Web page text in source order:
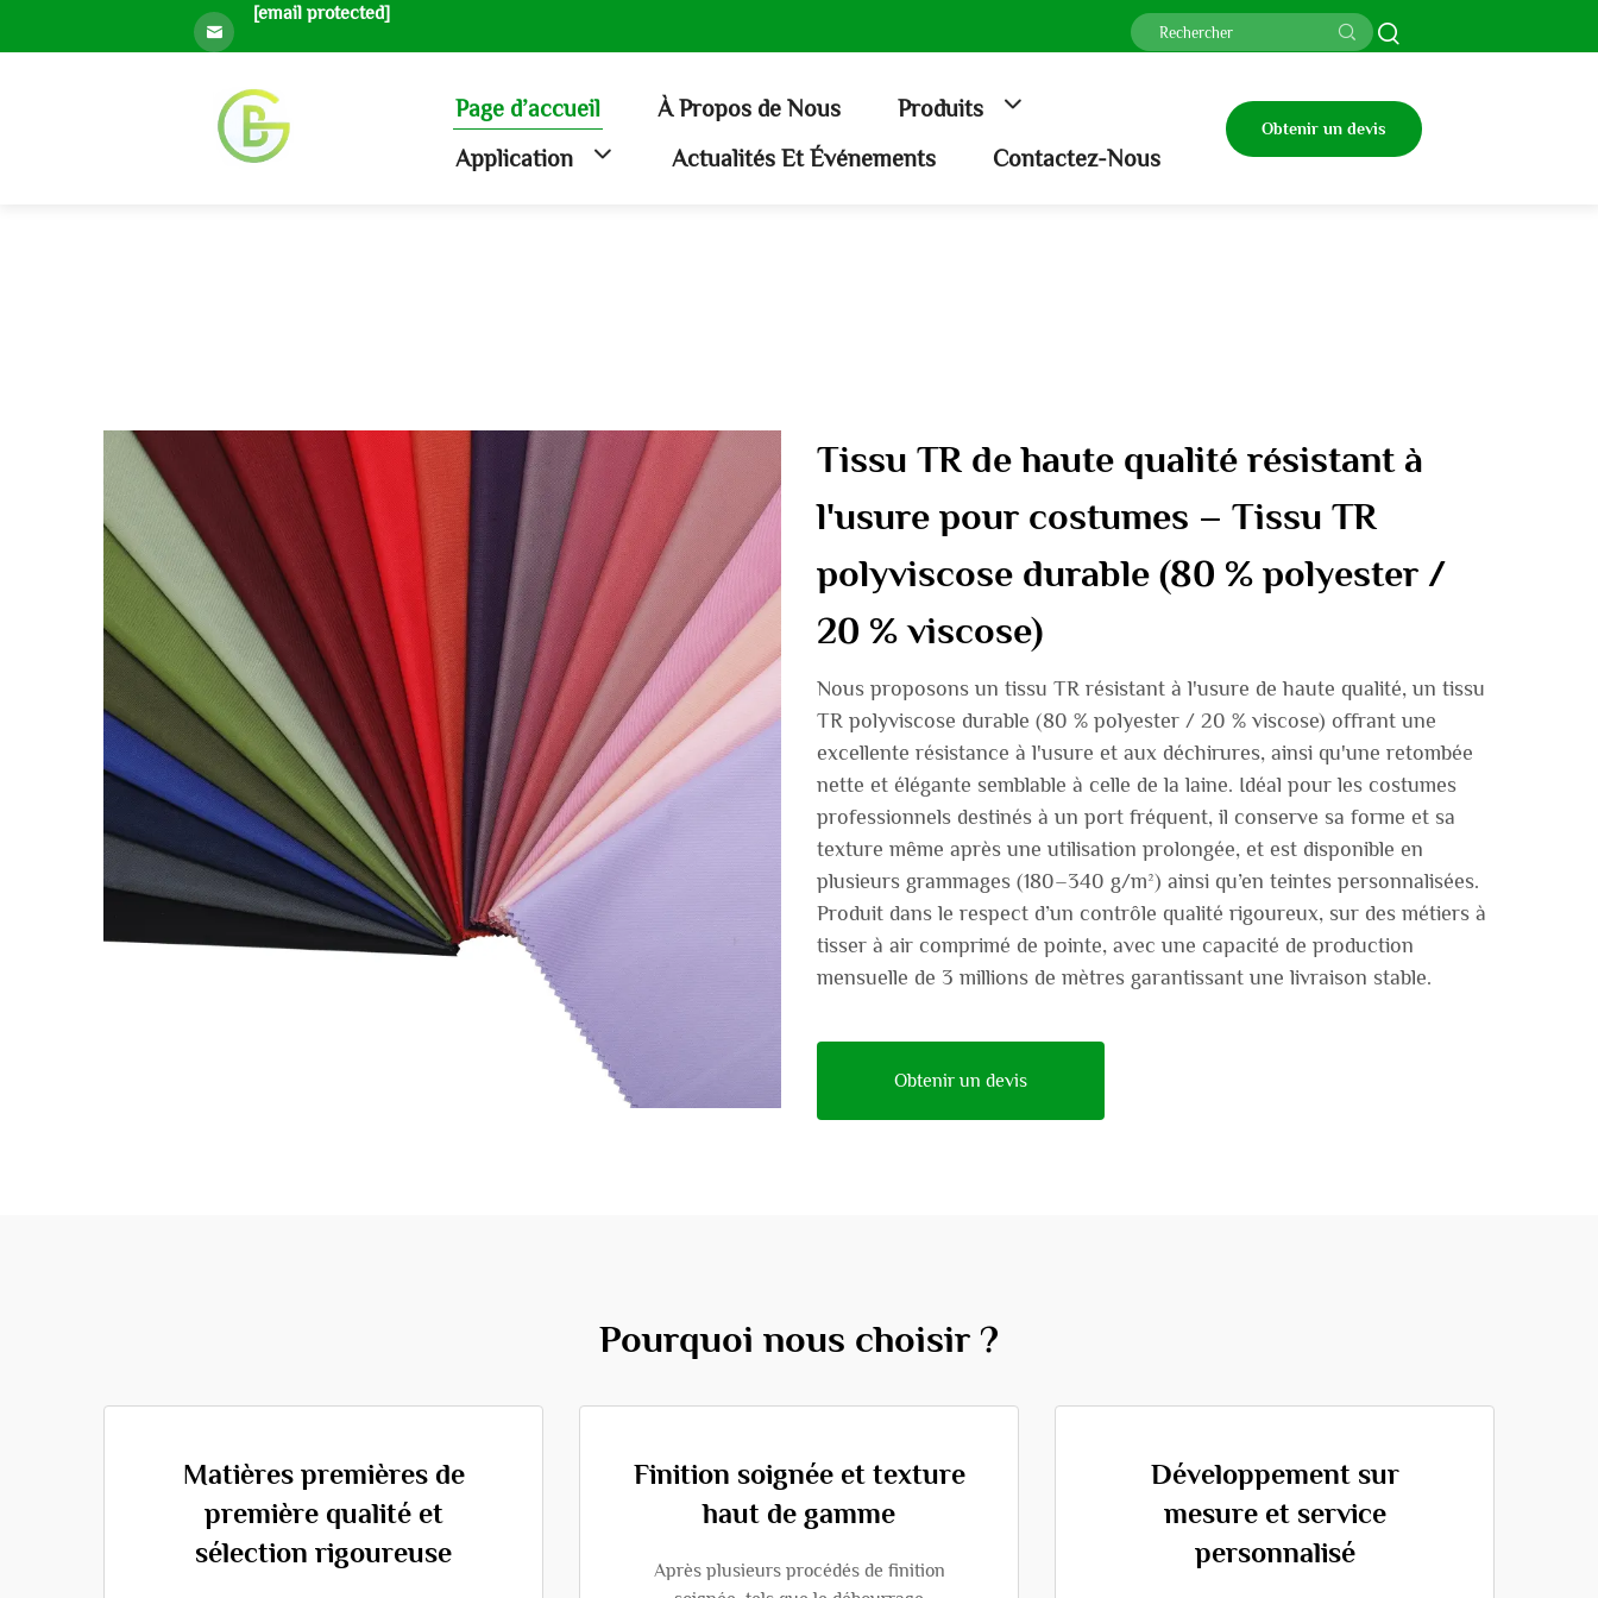
[email protected]
Page d’accueil À Propos de Nous
Produits
Application
Actualités Et Événements Contactez-Nous
Obtenir un devis
Tissu TR de haute qualité résistant à
l'usure pour costumes – Tissu TR
polyviscose durable (80 % polyester /
20 % viscose)
Nous proposons un tissu TR résistant à l'usure de haute qualité, un tissu
TR polyviscose durable (80 % polyester / 20 % viscose) offrant une
excellente résistance à l'usure et aux déchirures, ainsi qu'une retombée
nette et élégante semblable à celle de la laine. Idéal pour les costumes
professionnels destinés à un port fréquent, il conserve sa forme et sa
texture même après une utilisation prolongée, et est disponible en
plusieurs grammages (180–340 g/m²) ainsi qu’en teintes personnalisées.
Produit dans le respect d’un contrôle qualité rigoureux, sur des métiers à
tisser à air comprimé de pointe, avec une capacité de production
mensuelle de 3 millions de mètres garantissant une livraison stable.
Obtenir un devis
Pourquoi nous choisir ?
Matières premières de
première qualité et
sélection rigoureuse
Finition soignée et texture
haut de gamme
Après plusieurs procédés de finition
Développement sur
mesure et service
personnalisé